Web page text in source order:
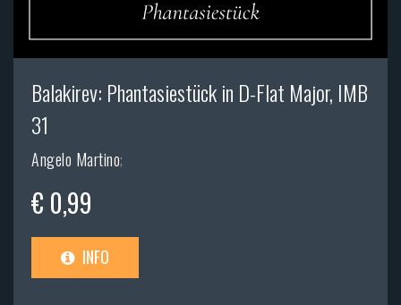
Balakirev: Phantasiestück in D-Flat Major, IMB
31
Angelo Martino;
€ 0,99
INFO